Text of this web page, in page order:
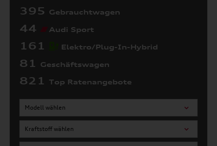
395 Gebrauchtwagen
44 Audi Sport
161 Elektro/Plug-In-Hybrid
81 Geschäftswagen
821 Top Ratenangebote
Modell wählen
Kraftstoff wählen